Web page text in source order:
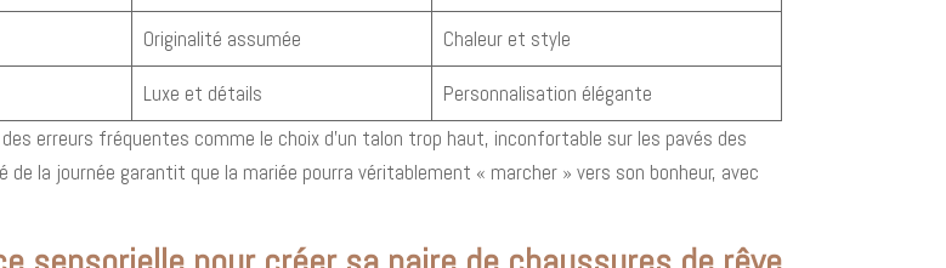
Originalité assumée Chaleur et style
Luxe et détails
Personnalisation élégante
erreurs fréquentes comme le choix d’un talon trop haut, inconfortable sur les pavés des
la journée garantit que la mariée pourra véritablement « marcher » vers son bonheur, avec